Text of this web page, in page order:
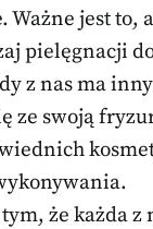
Ważne jest to,
pielęgnacji
z nas ma
ze swoją
że każda z